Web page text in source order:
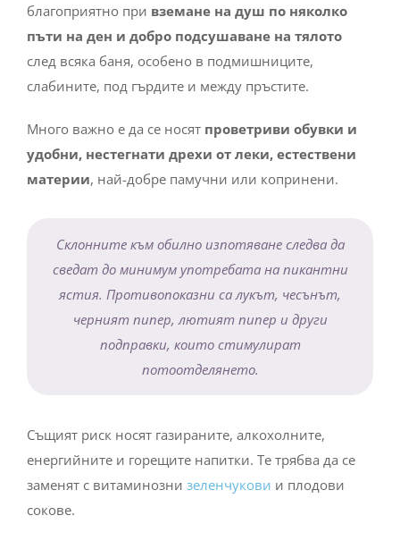
благоприятно при вземане на душ по няколко
пъти на ден и добро подсушаване на тялото
след всяка баня, особено в подмишниците,
слабините, под гърдите и между пръстите.
Много важно е да се носятпроветриви обувки и
удобни, нестегнати дрехи от леки, естествени
материи, най-добре памучни или копринени.
Склонните към обилно изпотяване следва да
сведат до минимум употребата на пикантни
ястия. Противопоказни са лукът, чесънът,
черният пипер, лютият пипер и други
подправки, които стимулират
потоотделянето.
Същият риск носят газираните, алкохолните,
енергийните и горещите напитки. Те трябва да се
заменят с витаминозни зеленчукови и плодови
сокове.